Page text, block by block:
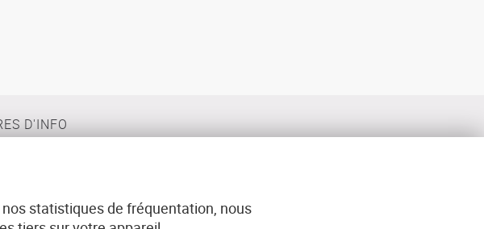
D'INFO
33 51 71 CONTACT
statistiques de fréquentation, nous